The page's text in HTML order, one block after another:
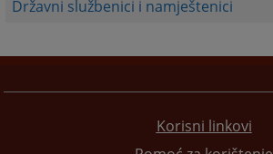
Državni službenici i namještenici
Korisni linkovi